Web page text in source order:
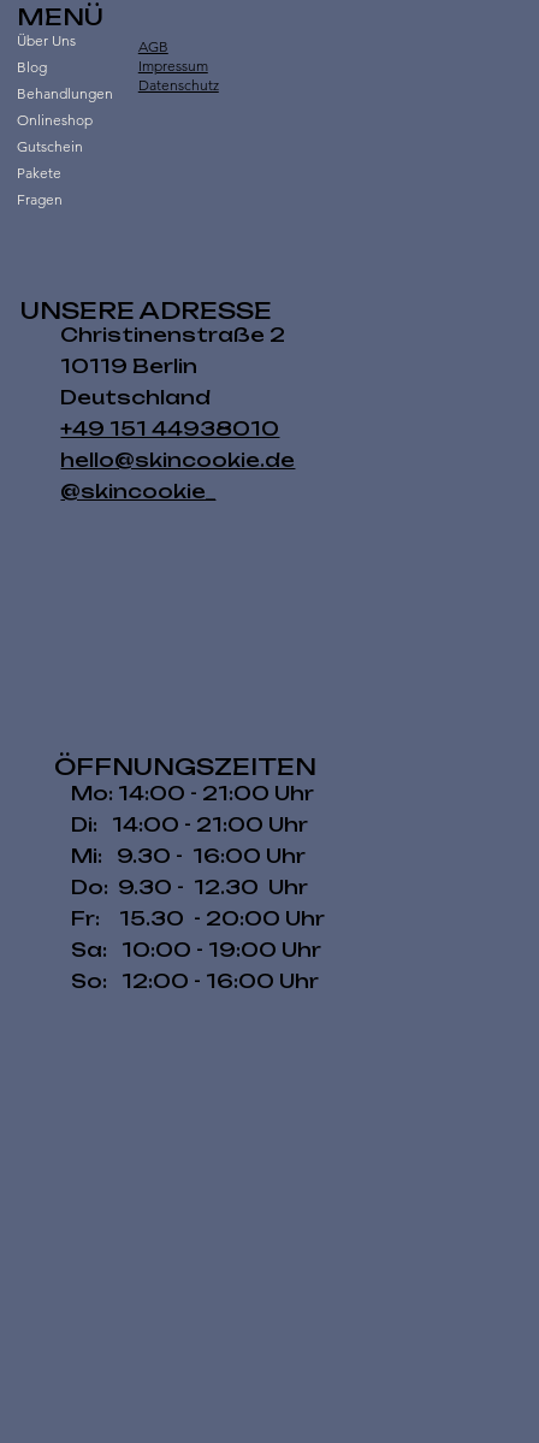
MENÜ
Über Uns
Blog
Behandlungen
Onlineshop
Gutschein
Pakete
Fragen
AGB
Impressum
Datenschutz
UNSERE ADRESSE
Christinenstraße 2
10119 Berlin
Deutschland
+49 151 44938010
hello@skincookie.de
@skincookie_
ÖFFNUNGSZEITEN
Mo: 14:00 - 21:00 Uhr
Di: 14:00 - 21:00 Uhr
Mi: 9.30 - 16:00 Uhr
Do: 9.30 - 12.30 Uhr
Fr: 15.30 - 20:00 Uhr
​​Sa: 10:00 - 19:00 Uhr
​So: 12:00 - 16:00 Uhr